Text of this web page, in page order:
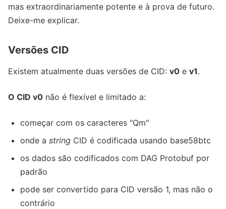
mas extraordinariamente potente e à prova de futuro.
Deixe-me explicar.
Versões CID
Existem atualmente duas versões de CID: v0 e v1.
O CID v0 não é flexível e limitado a:
começar com os caracteres "Qm"
onde a string CID é codificada usando base58btc
os dados são codificados com DAG Protobuf por
padrão
pode ser convertido para CID versão 1, mas não o
contrário